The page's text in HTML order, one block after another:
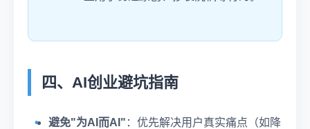
四、AI创业避坑指南
避免"为AI而AI" ：优先解决用户真实痛点（如降